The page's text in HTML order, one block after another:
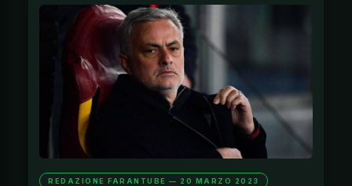
REDAZIONE FARANTUBE — 20 MARZO 2023